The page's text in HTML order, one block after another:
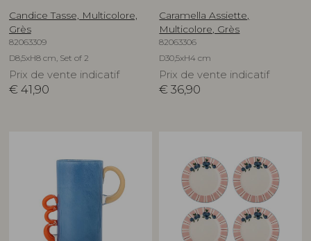
Candice Tasse, Multicolore,
Grès
82063309
D8,5xH8 cm, Set of 2
Prix de vente indicatif
€ 41,90
Caramella Assiette,
Multicolore, Grès
82063306
D30,5xH4 cm
Prix de vente indicatif
€ 36,90